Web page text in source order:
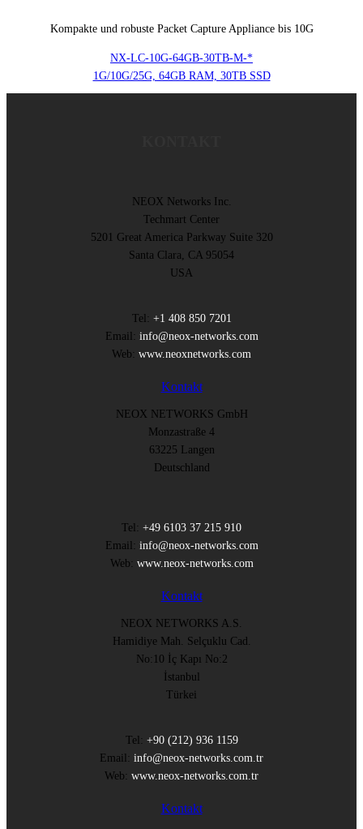
Kompakte und robuste Packet Capture Appliance bis 10G
NX-LC-10G-64GB-30TB-M-*
1G/10G/25G, 64GB RAM, 30TB SSD
NEOX Networks Inc.
Techmart Center
5201 Great America Parkway Suite 320
Santa Clara, CA 95054
USA
Tel: +1 408 850 7201
Email: info@neox-networks.com
Web: www.neoxnetworks.com
Kontakt
NEOX NETWORKS GmbH
Monzastraße 4
63225 Langen
Deutschland
Tel: +49 6103 37 215 910
Email: info@neox-networks.com
Web: www.neox-networks.com
Kontakt
NEOX NETWORKS A.S.
Hamidiye Mah. Selçuklu Cad.
No:10 İç Kapı No:2
İstanbul
Türkei
Tel: +90 (212) 936 1159
Email: info@neox-networks.com.tr
Web: www.neox-networks.com.tr
Kontakt